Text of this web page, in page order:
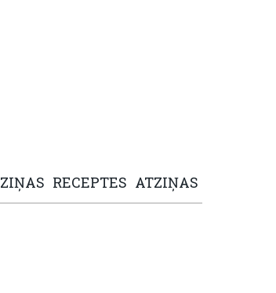
ZIŅAS RECEPTES ATZIŅAS